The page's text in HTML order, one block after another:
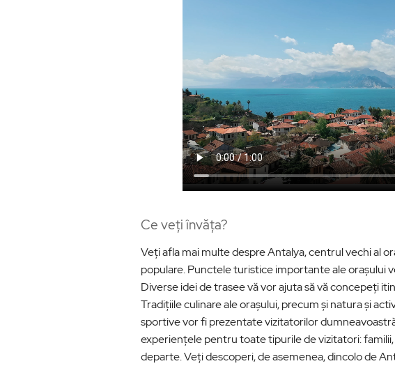
Ce veți învăța?
Veți afla mai multe despre Antalya, centrul vechi al
populare. Punctele turistice importante ale orașului
Diverse idei de trasee vă vor ajuta să vă concepeți
Tradițiile culinare ale orașului, precum și natura și
sportive vor fi prezentate vizitatorilor
experiențele pentru toate tipurile de vizitatori:
departe. Veți descoperi, de asemenea, dincolo de